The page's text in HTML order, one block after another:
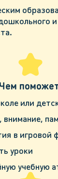
Чем
или
внимание,
в игровой
уроки
учебную